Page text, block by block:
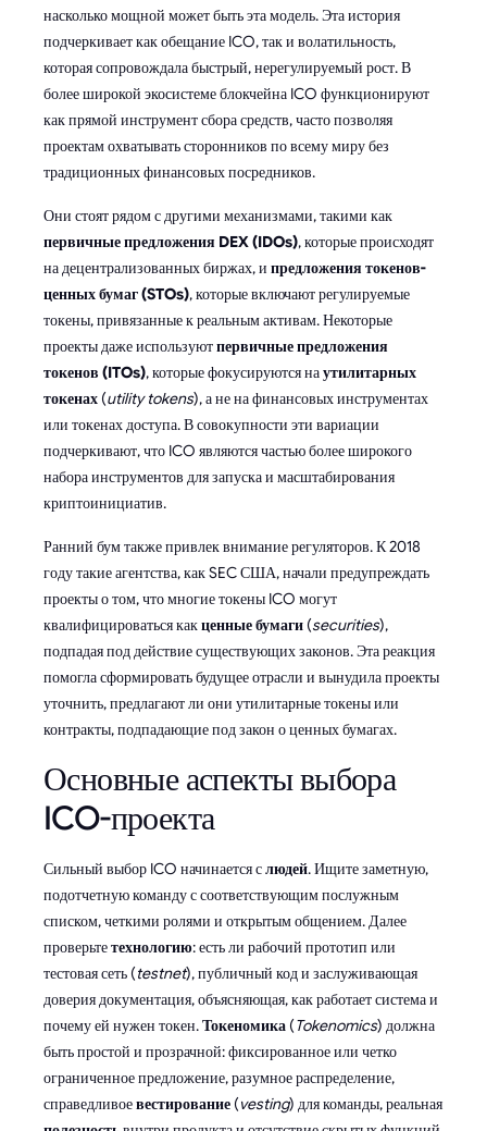
насколько мощной может быть эта модель. Эта история
подчеркивает как обещание ICO, так и волатильность,
которая сопровождала быстрый, нерегулируемый рост. В
более широкой экосистеме блокчейна ICO функционируют
как прямой инструмент сбора средств, часто позволяя
проектам охватывать сторонников по всему миру без
традиционных финансовых посредников.
Они стоят рядом с другими механизмами, такими как
первичные предложения DEX (IDOs), которые происходят
на децентрализованных биржах, и предложения токенов-
ценных бумаг (STOs), которые включают регулируемые
токены, привязанные к реальным активам. Некоторые
проекты даже используютпервичные предложения
токенов (ITOs), которые фокусируются наутилитарных
токенах (utility tokens), а не на финансовых инструментах
или токенах доступа. В совокупности эти вариации
подчеркивают, что ICO являются частью более широкого
набора инструментов для запуска и масштабирования
криптоинициатив.
Ранний бум также привлек внимание регуляторов. К 2018
году такие агентства, как SEC США, начали предупреждать
проекты о том, что многие токены ICO могут
квалифицироваться какценные бумаги (securities),
подпадая под действие существующих законов. Эта реакция
помогла сформировать будущее отрасли и вынудила проекты
уточнить, предлагают ли они утилитарные токены или
контракты, подпадающие под закон о ценных бумагах.
Основные аспекты выбора
ICO-проекта
Сильный выбор ICO начинается слюдей. Ищите заметную,
подотчетную команду с соответствующим послужным
списком, четкими ролями и открытым общением. Далее
проверьтетехнологию: есть ли рабочий прототип или
тестовая сеть (testnet), публичный код и заслуживающая
доверия документация, объясняющая, как работает система и
почему ей нужен токен.Токеномика (Tokenomics) должна
быть простой и прозрачной: фиксированное или четко
ограниченное предложение, разумное распределение,
справедливоевестирование (vesting) для команды, реальная